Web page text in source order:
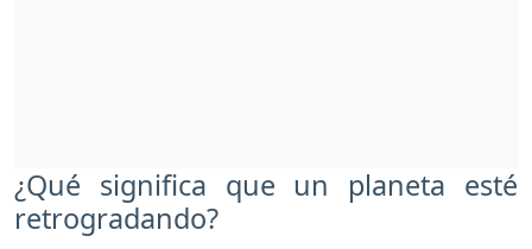
¿Qué significa que un planeta esté
retrogradando?